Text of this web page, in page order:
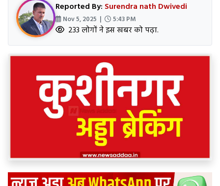
Reported By: Surendra nath Dwivedi
Nov 5, 2025 | 5:43 PM
233 लोगों ने इस खबर को पढ़ा.